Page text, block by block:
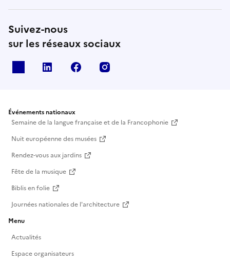
Suivez-nous
sur les réseaux sociaux
Linkedin Facebook
Événements nationaux
Semaine de la langue française et de la Francophonie
Nuit européenne des musées
Rendez-vous aux jardins
Fête de la musique
Biblis en folie
Journées nationales de l'architecture
Menu
Actualités
Espace organisateurs